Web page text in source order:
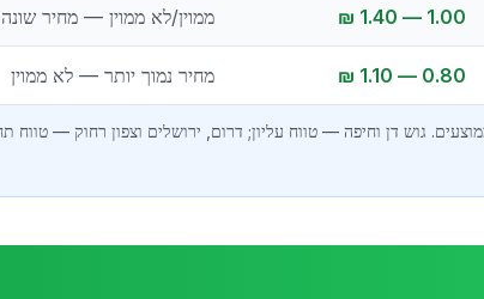
1.00 — 1.40 ₪ ממוין/לא ממוין — מחיר שונה
0.80 — 1.10 ₪ מחיר נמוך יותר — לא ממוין